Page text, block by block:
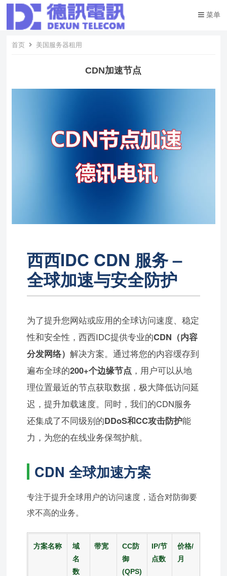
菜单
首页 美国服务器租用
CDN加速节点
西西IDC CDN 服务 –
全球加速与安全防护
为了提升您网站或应用的全球访问速度、稳定
性和安全性，西西IDC提供专业的CDN（内容
分发网络）解决方案。通过将您的内容缓存到
遍布全球的200+个边缘节点 ，用户可以从地
理位置最近的节点获取数据，极大降低访问延
迟，提升加载速度。同时，我们的CDN服务
还集成了不同级别的DDoS和CC攻击防护能
力，为您的在线业务保驾护航。
CDN 全球加速方案
专注于提升全球用户的访问速度，适合对防御要
求不高的业务。
方案名称
域
名
数
带宽
CC防
御
(QPS)
IP/节
点数
价格/
月